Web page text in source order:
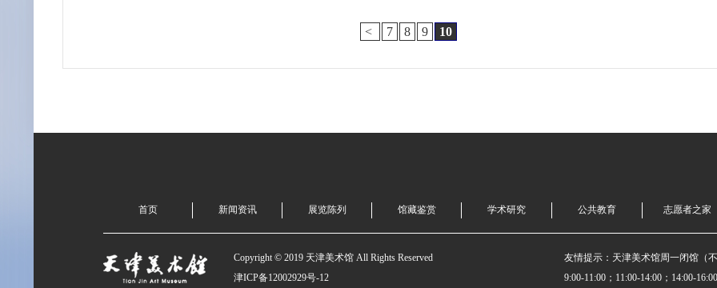
< 7 8 9 10
首页 新闻资讯 展览陈列 馆藏鉴赏 学术研究 公共教育 志愿者之家
Copyright © 2019 天津美术馆 All Rights Reserved
津ICP备12002929号-12
友情提示：天津美术馆周一闭馆（
9:00-11:00；11:00-14:00；14:00-